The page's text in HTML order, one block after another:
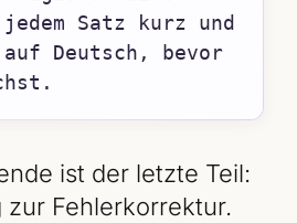
Satz kurz und
Deutsch, bevor
ist der letzte Teil:
zur Fehlerkorrektur.